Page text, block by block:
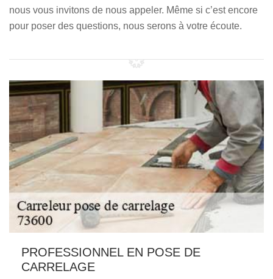
nous vous invitons de nous appeler. Même si c’est encore
pour poser des questions, nous serons à votre écoute.
PROFESSIONNEL EN POSE DE
CARRELAGE